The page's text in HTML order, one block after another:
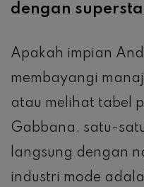
dengan
Apakah impian
membayangi
atau melihat tabel
Gabbana, satu-
langsung dengan
industri mode